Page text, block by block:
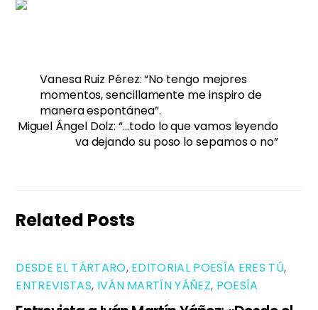
Vanesa Ruiz Pérez: “No tengo mejores
momentos, sencillamente me inspiro de
manera espontánea”.
Miguel Ángel Dolz: “…todo lo que vamos leyendo
va dejando su poso lo sepamos o no”
Related Posts
DESDE EL TÁRTARO, EDITORIAL POESÍA ERES TÚ,
ENTREVISTAS, IVÁN MARTÍN YÁÑEZ, POESÍA